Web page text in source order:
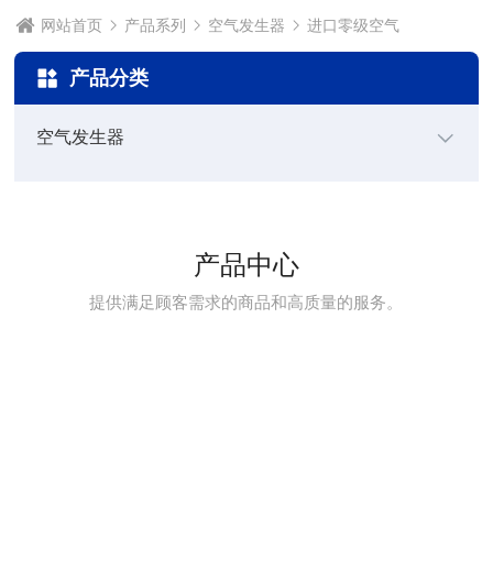
网站首页 产品系列 空气发生器 进口零级空气
产品分类
空气发生器
产品中心
提供满足顾客需求的商品和高质量的服务。